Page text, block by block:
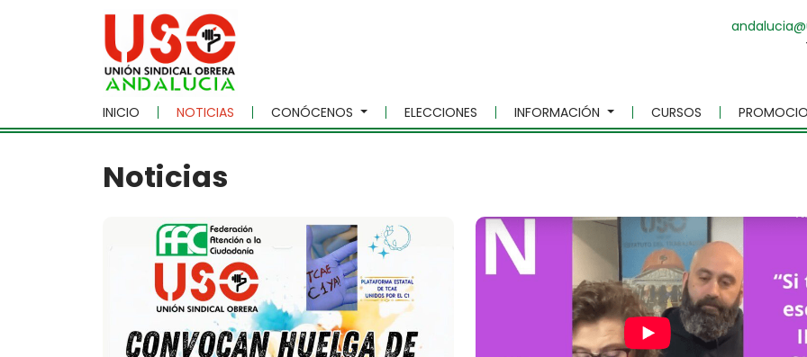
Skip to main content
INICIO NOTICIAS CONÓCENOS ELECCIONES INFORMACIÓN CURSOS
Noticias